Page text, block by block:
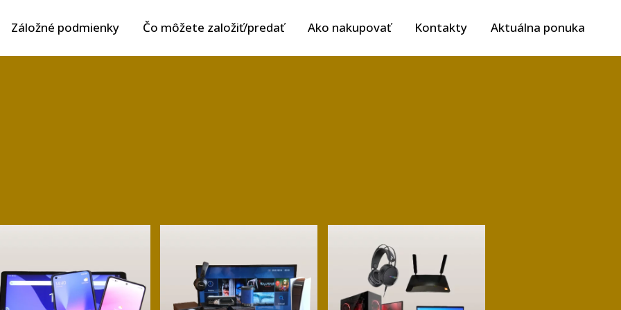
Záložné podmienky Čo môžete založiť/predať Ako nakupovať Kontakty Aktuálna ponuka